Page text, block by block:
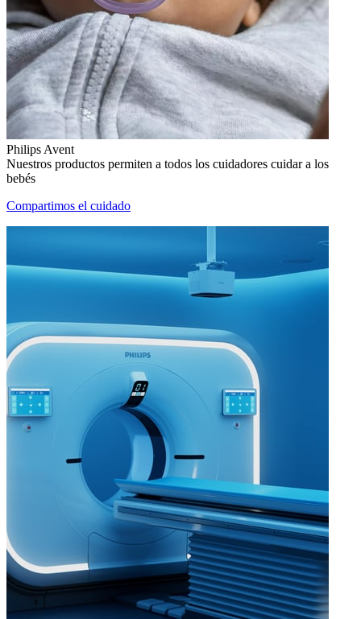
Philips Avent
Nuestros productos permiten a todos los cuidadores cuidar a los
bebés
Compartimos el cuidado